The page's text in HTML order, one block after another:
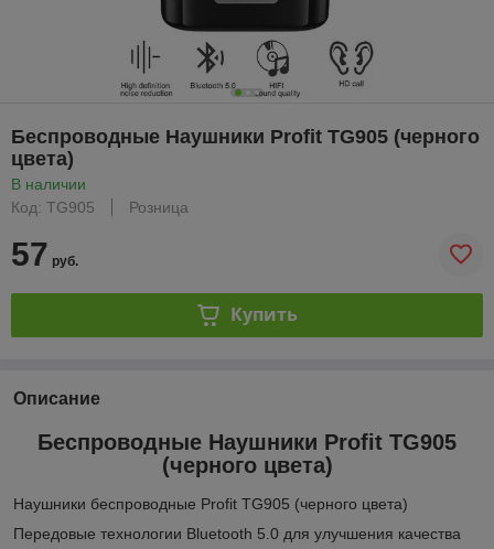
Беспроводные Наушники Profit TG905 (черного
цвета)
В наличии
Код: TG905
Розница
57 руб.
Купить
Описание
Беспроводные Наушники Profit TG905
(черного цвета)
Наушники беспроводные Profit TG905 (черного цвета)
Передовые технологии Bluetooth 5.0 для улучшения качества